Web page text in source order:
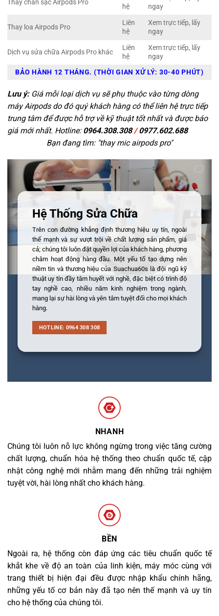
Thay chân sạc Airpods Pro
hệ
ngay
Thay loa Airpods Pro
Liên
hệ
Xem trực tiếp, lấy
ngay
Dịch vụ sửa chữa Airpods Pro khác
Liên
hệ
Xem trực tiếp, lấy
ngay
BẢO HÀNH 12 THÁNG. (THỜI GIAN XỬ LÝ: 30-40 PHÚT)
Lưu ý:Giá mỗi loại dịch vụ sẽ phụ thuộc vào từng dòng
máy Airpods do đó quý khách hàng có thể liên hệ trực tiếp
trung tâm để được hỗ trợ về kỹ thuật tốt nhất và được báo
giá mới nhất. Hotline: 0964.308.308/0977.602.688
Bạn đang tìm: "thay mic airpods pro"
Hệ Thống Sửa Chữa
Trên con đường khẳng định thương hiệu uy tín, ngoài
thế mạnh và sự vượt trội về chất lượng sản phẩm, giá
cả; chúng tôi luôn đặt quyền lợi của khách hàng, phương
châm hoạt động hàng đầu. Một yếu tố tạo dựng nên
niềm tin và thương hiệu của Suachua60s là đội ngũ kỹ
thuật uy tín đầy tâm huyết với nghề, đặc biệt có trình độ
tay nghề cao, nhiều năm kinh nghiệm trong ngành,
mang lại sự hài lòng và yên tâm tuyệt đối cho mọi khách
hàng.
HOTLINE: 0964 308 308
NHANH
Chúng tôi luôn nỗ lực không ngừng trong việc tăng cường
chất lượng, chuẩn hóa hệ thống theo chuẩn quốc tế, cập
nhật công nghệ mới nhằm mang đến những trải nghiệm
tuyệt vời, hài lòng nhất cho khách hàng.
BỀN
Ngoài ra, hệ thống còn đáp ứng các tiêu chuẩn quốc tế
khắt khe về độ an toàn của linh kiện, máy móc cùng với
trang thiết bị hiện đại đều được nhập khẩu chính hãng,
những yếu tố cơ bản này đã tạo nên thế mạnh và uy tín
cho hệ thống của chúng tôi.